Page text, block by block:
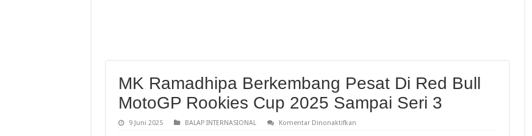
MK Ramadhipa Berkembang Pesat Di Red Bull
MotoGP Rookies Cup 2025 Sampai Seri 3
9 Juni 2025 BALAP INTERNASIONAL Komentar Dinonaktifkanpada